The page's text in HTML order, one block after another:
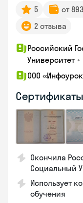
5 от
2 отзыва
Российский
Университет •
ООО
Сертификаты
Окончила
Социальный
Использует
обучения